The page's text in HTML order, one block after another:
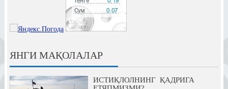
ЯНГИ МАҚОЛАЛАР
ИСТИҚЛОЛНИНГ ҚАДРИГА